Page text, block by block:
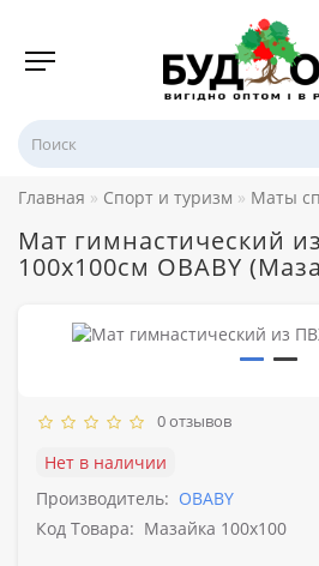
Главная Спорт и туризм Маты
Мат гимнастический
100х100см OBABY
0 отзывов
Нет в наличии
Производитель: OBABY
Код Товара: Мазайка 100х100